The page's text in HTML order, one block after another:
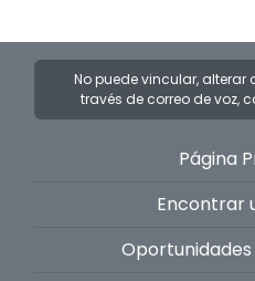
No puede vincular,
través de correo de voz,
Página
Encontrar